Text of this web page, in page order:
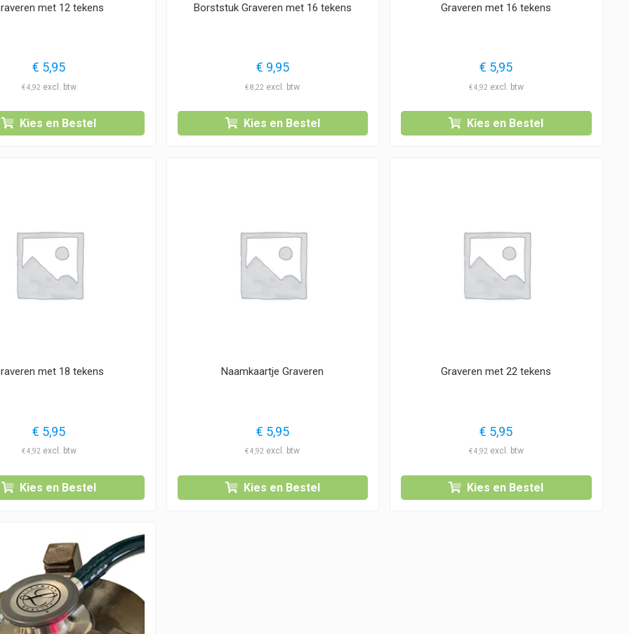
met 12 tekens
€ 5,95
€4,92
Kies en Bestel
Borststuk Graveren met 16 tekens
€ 9,95
€8,22
Kies en Bestel
Graveren met 16 tekens
€ 5,95
€4,92
Kies en Bestel
met 18 tekens
€ 5,95
€4,92
Kies en Bestel
Naamkaartje Graveren
€ 5,95
€4,92
Kies en Bestel
Graveren met 22 tekens
€ 5,95
€4,92
Kies en Bestel